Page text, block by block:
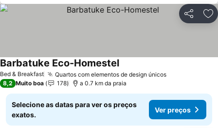
Partilhar
Bed & Breakfast Quartos com elementos de design únicos
Barbatuke Eco-Homestel
8,2 Muito boa 178 a 0.7 km da praia
Selecione as datas para ver os preços
exatos.
Ver preços